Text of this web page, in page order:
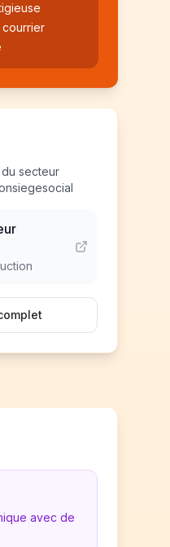
courrier
secteur
avec de